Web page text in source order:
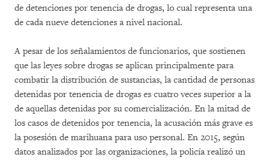
de detenciones por tenencia de drogas, lo cual representa una
de cada nueve detenciones a nivel nacional.
A pesar de los señalamientos de funcionarios, que sostienen
que las leyes sobre drogas se aplican principalmente para
combatir la distribución de sustancias, la cantidad de personas
detenidas por tenencia de drogas es cuatro veces superior a la
de aquellas detenidas por su comercialización. En la mitad de
los casos de detenidos por tenencia, la acusación más grave es
la posesión de marihuana para uso personal. En 2015, según
datos analizados por las organizaciones, la policía realizó un